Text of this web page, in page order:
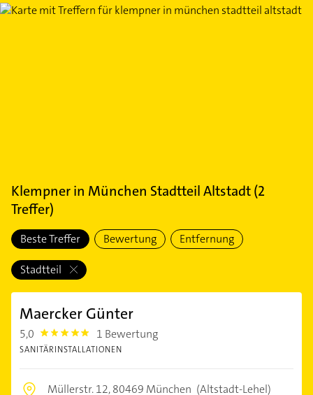
Klempnerin München Stadtteil Altstadt(2
Treffer)
Beste Treffer Bewertung Entfernung
Stadtteil
Maercker Günter
5,0 5.0 1 Bewertung
SANITÄRINSTALLATIONEN
Müllerstr. 12,80469 München (Altstadt-Lehel)